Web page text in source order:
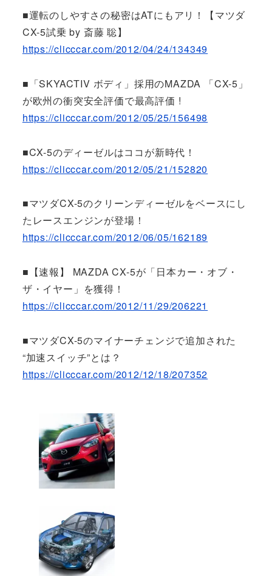
■運転のしやすさの秘密はATにもアリ！【マツダ
CX-5試乗 by 斎藤 聡】
https://clicccar.com/2012/04/24/134349
■「SKYACTIV ボディ」採用のMAZDA 「CX-5」
が欧州の衝突安全評価で最高評価 !
https://clicccar.com/2012/05/25/156498
■CX-5のディーゼルはココが新時代！
https://clicccar.com/2012/05/21/152820
■マツダCX-5のクリーンディーゼルをベースにし
たレースエンジンが登場！
https://clicccar.com/2012/06/05/162189
■【速報】 MAZDA CX-5が「日本カー・オブ・
ザ・イヤー」を獲得！
https://clicccar.com/2012/11/29/206221
■マツダCX-5のマイナーチェンジで追加された
“加速スイッチ”とは？
https://clicccar.com/2012/12/18/207352